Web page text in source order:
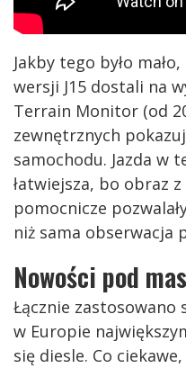
Jakby tego było
wersji J15 dostali na
Terrain Monitor (od
zewnętrznych
samochodu. Jazda w
łatwiejsza, bo obraz
pomocnicze
niż sama obserwacja
Nowości pod
Łącznie zastosowano
w Europie
się diesle. Co